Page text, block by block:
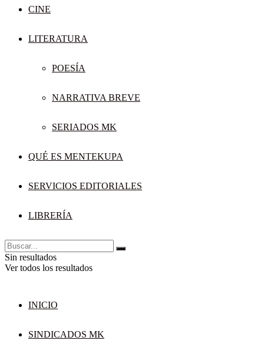
CINE
LITERATURA
POESÍA
NARRATIVA BREVE
SERIADOS MK
QUÉ ES MENTEKUPA
SERVICIOS EDITORIALES
LIBRERÍA
Sin resultados
Ver todos los resultados
INICIO
SINDICADOS MK